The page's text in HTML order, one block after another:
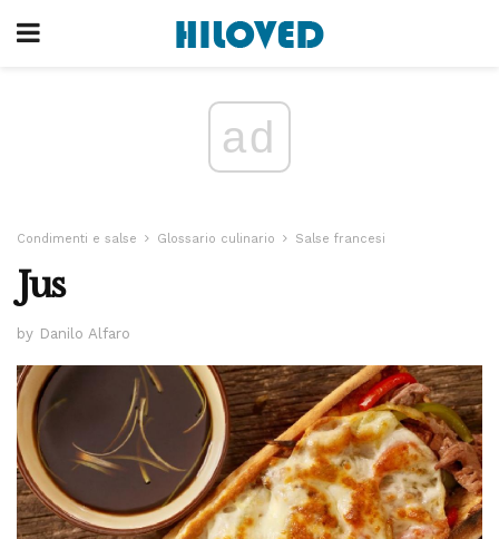
ad
Condimenti e salse Glossario culinario Salse francesi
Jus
by Danilo Alfaro